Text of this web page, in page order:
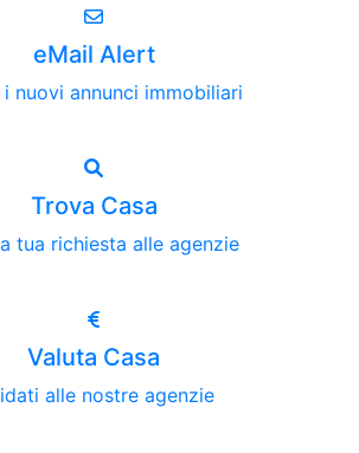
eMail Alert
i nuovi annunci immobiliari
Trova Casa
tua richiesta alle agenzie
Valuta Casa
alle nostre agenzie